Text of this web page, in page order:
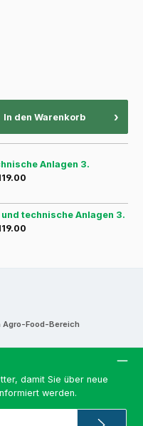
In den Warenkorb ›
Anlagen 3.
technische Anlagen 3.
Agro-Food-Bereich
damit Sie über neue
werden.